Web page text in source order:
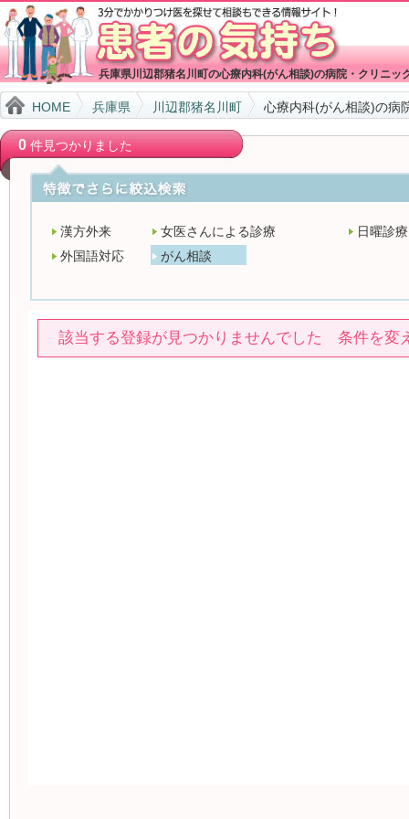
兵庫県川辺郡猪名川町の心療内科(がん相談)の病院・クリニッ
HOME 兵庫県 川辺郡猪名川町 心療内科(がん相談)の病
0件見つかりました
漢方外来 女医さんによる診療
日曜診療
外国語対応
がん相談
該当する登録が見つかりませんでした 条件を